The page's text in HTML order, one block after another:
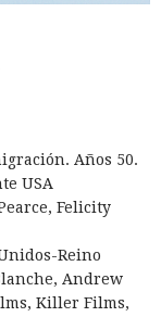
Años 50.
USA
Felicity
Reino
Andrew
Killer Films,